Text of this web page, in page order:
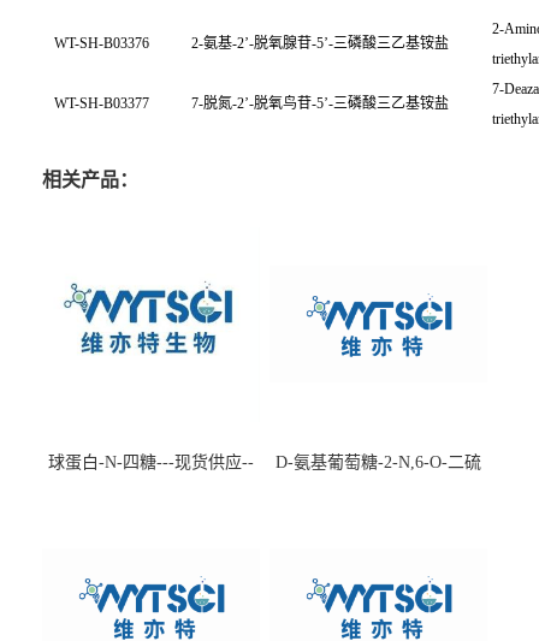
WT-SH-B03376 2-氨基-2’-脱氧腺苷-5’-三磷酸三乙基铵盐
2-
WT-SH-B03377 7-脱氮-2’-脱氧鸟苷-5’-三磷酸三乙基铵盐
7-
相关产品：
球蛋白-N-四糖---现货供应--
D-氨基葡萄糖-2-N,6-O-二硫